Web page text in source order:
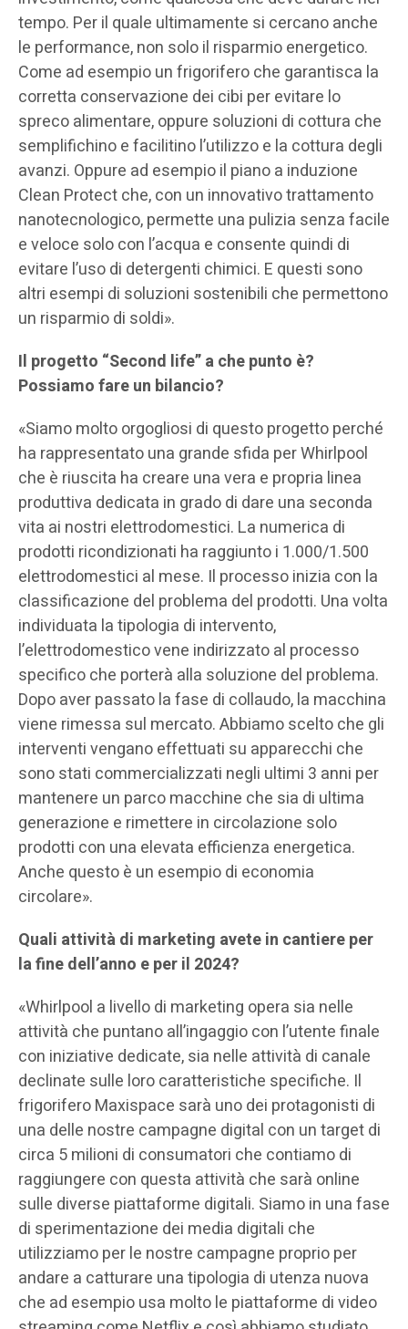
tempo. Per il quale ultimamente si cercano anche
le performance, non solo il risparmio energetico.
Come ad esempio un frigorifero che garantisca la
corretta conservazione dei cibi per evitare lo
spreco alimentare, oppure soluzioni di cottura che
semplifichino e facilitino l’utilizzo e la cottura degli
avanzi. Oppure ad esempio il piano a induzione
Clean Protect che, con un innovativo trattamento
nanotecnologico, permette una pulizia senza facile
e veloce solo con l’acqua e consente quindi di
evitare l’uso di detergenti chimici. E questi sono
altri esempi di soluzioni sostenibili che permettono
un risparmio di soldi».
Il progetto “Second life” a che punto è?
Possiamo fare un bilancio?
«Siamo molto orgogliosi di questo progetto perché
ha rappresentato una grande sfida per Whirlpool
che è riuscita ha creare una vera e propria linea
produttiva dedicata in grado di dare una seconda
vita ai nostri elettrodomestici. La numerica di
prodotti ricondizionati ha raggiunto i 1.000/1.500
elettrodomestici al mese. Il processo inizia con la
classificazione del problema del prodotti. Una volta
individuata la tipologia di intervento,
l’elettrodomestico vene indirizzato al processo
specifico che porterà alla soluzione del problema.
Dopo aver passato la fase di collaudo, la macchina
viene rimessa sul mercato. Abbiamo scelto che gli
interventi vengano effettuati su apparecchi che
sono stati commercializzati negli ultimi 3 anni per
mantenere un parco macchine che sia di ultima
generazione e rimettere in circolazione solo
prodotti con una elevata efficienza energetica.
Anche questo è un esempio di economia
circolare».
Quali attività di marketing avete in cantiere per
la fine dell’anno e per il 2024?
«Whirlpool a livello di marketing opera sia nelle
attività che puntano all’ingaggio con l’utente finale
con iniziative dedicate, sia nelle attività di canale
declinate sulle loro caratteristiche specifiche. Il
frigorifero Maxispace sarà uno dei protagonisti di
una delle nostre campagne digital con un target di
circa 5 milioni di consumatori che contiamo di
raggiungere con questa attività che sarà online
sulle diverse piattaforme digitali. Siamo in una fase
di sperimentazione dei media digitali che
utilizziamo per le nostre campagne proprio per
andare a catturare una tipologia di utenza nuova
che ad esempio usa molto le piattaforme di video